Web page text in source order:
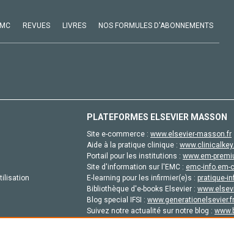
REVUES LIVRES NOS FORMULES D'ABONNEMENTS
PLATEFORMES ELSEVIER MASSON
Site e-commerce : www.elsevier-masson.fr
Aide à la pratique clinique :
Portail pour les institutions : www.em-
Site d'information sur l'EMC : emc-info.em-
E-learning pour les infirmier(e)s : pratique-
Bibliothèque d'e-books Elsevier :
Blog special IFSI : www.generationelsevier.fr
Suivez notre actualité sur notre blog :